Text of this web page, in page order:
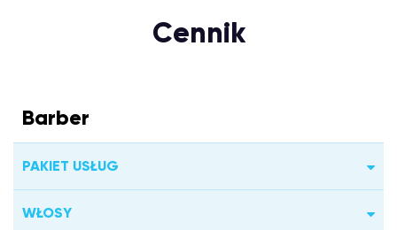
Cennik
Barber
PAKIET USŁUG
WŁOSY